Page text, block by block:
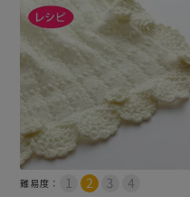
難易度：